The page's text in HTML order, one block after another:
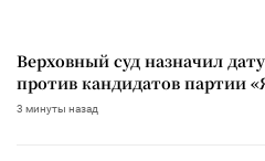
Верховный суд назначил
против кандидатов партии
3 минуты назад